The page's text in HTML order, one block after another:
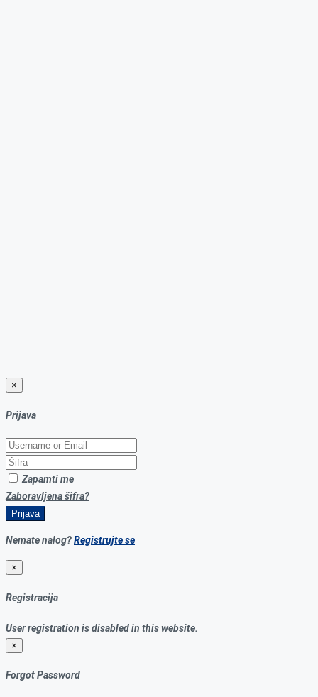
×
Prijava
Zapamti me
Zaboravljena šifra?
Prijava
Nemate nalog?Registrujte se
×
Registracija
User registration is disabled in this website.
×
Forgot Password